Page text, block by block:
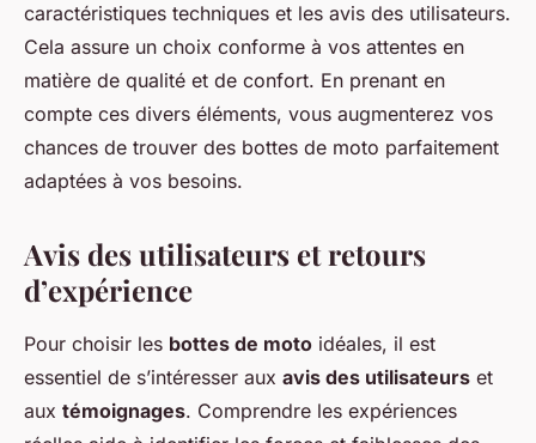
caractéristiques techniques et les avis des utilisateurs.
Cela assure un choix conforme à vos attentes en
matière de qualité et de confort. En prenant en
compte ces divers éléments, vous augmenterez vos
chances de trouver des bottes de moto parfaitement
adaptées à vos besoins.
Avis des utilisateurs et retours
d’expérience
Pour choisir les bottes de moto idéales, il est
essentiel de s’intéresser aux avis des utilisateurs et
aux témoignages. Comprendre les expériences